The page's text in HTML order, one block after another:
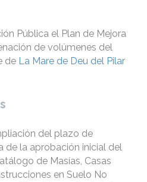
Pública el Plan de Mejora
de volúmenes del
de La Mare de Deu del Pilar
del plazo de
de la aprobación inicial del
de Masías, Casas
en Suelo No